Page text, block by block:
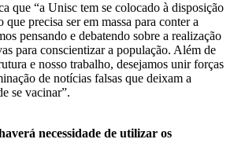
que “a Unisc tem se colocado à disposição
que precisa ser em massa para conter a
pensando e debatendo sobre a realização
para conscientizar a população. Além de
e nosso trabalho, desejamos unir forças
de notícias falsas que deixam a
se vacinar”.
necessidade de utilizar os